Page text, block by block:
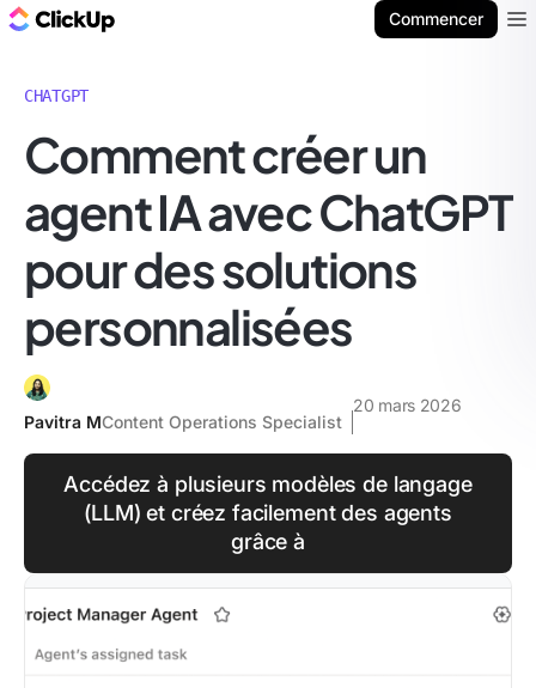
Commencer
CHATGPT
Comment créer un
agent IA avec ChatGPT
pour des solutions
personnalisées
Pavitra MContent Operations Specialist
20 mars 2026
Accédez à plusieurs modèles de langage
(LLM) et créez facilement des agents
grâce à